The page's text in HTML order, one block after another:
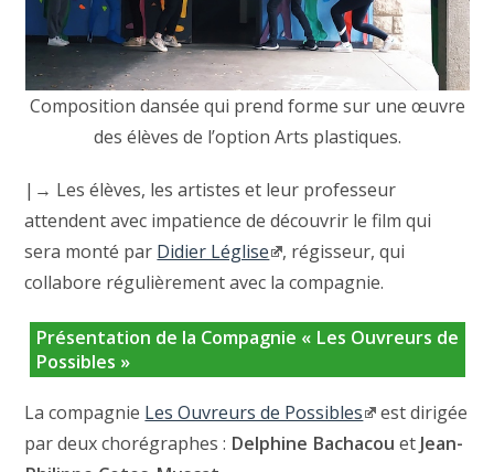
Composition dansée qui prend forme sur une œuvre
des élèves de l’option Arts plastiques.
|→ Les élèves, les artistes et leur professeur
attendent avec impatience de découvrir le film qui
sera monté par Didier Léglise
, régisseur, qui
collabore régulièrement avec la compagnie.
Présentation de la Compagnie « Les Ouvreurs de
Possibles »
La compagnie Les Ouvreurs de Possibles
est dirigée
par deux chorégraphes : Delphine Bachacouet Jean-